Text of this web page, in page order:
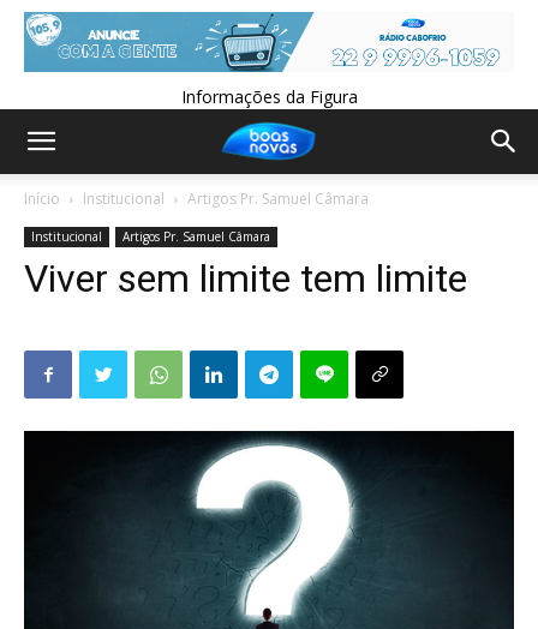
Informações da Figura
Início Institucional Artigos Pr. Samuel Câmara
Institucional Artigos Pr. Samuel Câmara
Viver sem limite tem limite